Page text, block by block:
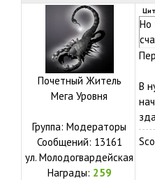
Почетный Житель
Мега Уровня
Группа: Модераторы
Сообщений: 13161
ул. Молодогвардейская
Награды: 259
Но
В